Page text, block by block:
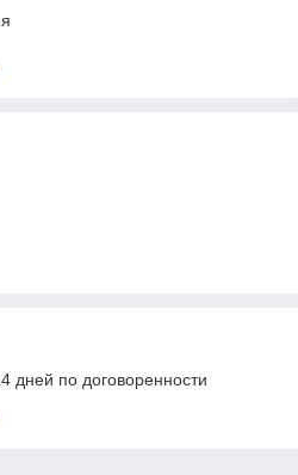
дней по договоренности